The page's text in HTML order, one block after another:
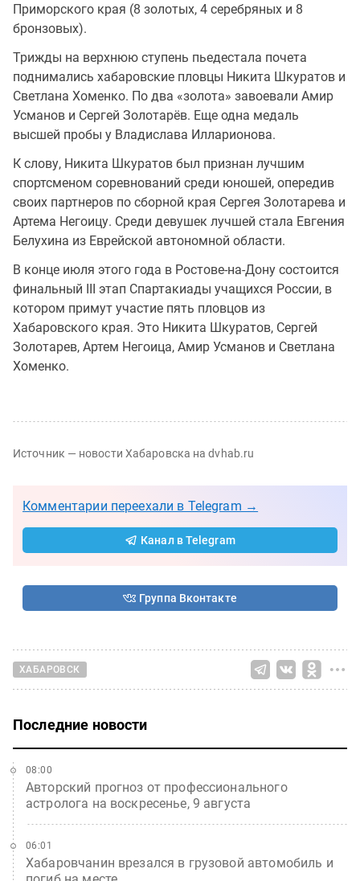
Приморского края (8 золотых, 4 серебряных и 8
бронзовых).
Трижды на верхнюю ступень пьедестала почета
поднимались хабаровские пловцы Никита Шкуратов и
Светлана Хоменко. По два «золота» завоевали Амир
Усманов и Сергей Золотарёв. Еще одна медаль
высшей пробы у Владислава Илларионова.
К слову, Никита Шкуратов был признан лучшим
спортсменом соревнований среди юношей, опередив
своих партнеров по сборной края Сергея Золотарева и
Артема Негоицу. Среди девушек лучшей стала Евгения
Белухина из Еврейской автономной области.
В конце июля этого года в Ростове-на-Дону состоится
финальный III этап Спартакиады учащихся России, в
котором примут участие пять пловцов из
Хабаровского края. Это Никита Шкуратов, Сергей
Золотарев, Артем Негоица, Амир Усманов и Светлана
Хоменко.
Источник — новости Хабаровска на dvhab.ru
Комментарии переехали в Telegram →
Канал в Telegram
Группа Вконтакте
ХАБАРОВСК
Последние новости
Авторский прогноз от профессионального
астролога на воскресенье, 9 августа
08:00
Хабаровчанин врезался в грузовой автомобиль и
06:01